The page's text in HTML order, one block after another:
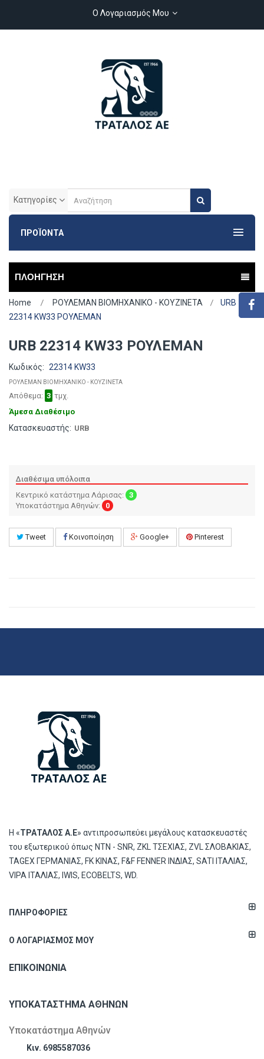
Ο Λογαριασμός Μου
Κατηγορίες
ΠΡΟΪΟΝΤΑ
ΠΛΟΗΓΗΣΗ
Home ΡΟΥΛΕΜΑΝ ΒΙΟΜΗΧΑΝΙΚΟ - ΚΟΥΖΙΝΕΤΑ
URB
22314 KW33 ΡΟΥΛΕΜΑΝ
URB 22314 KW33 ΡΟΥΛΕΜΑΝ
Κωδικός: 22314 KW33
ΡΟΥΛΕΜΑΝ ΒΙΟΜΗΧΑΝΙΚΟ - ΚΟΥΖΙΝΕΤΑ
Απόθεμα: 3 τμχ.
Άμεσα Διαθέσιμο
Κατασκευαστής: URB
Διαθέσιμα υπόλοιπα
Κεντρικό κατάστημα Λάρισας:
3
Υποκατάστημα Αθηνών:
0
Tweet Κοινοποίηση Google+ Pinterest
Η «ΤΡΑΤΑΛΟΣ Α.Ε» αντιπροσωπεύει μεγάλους κατασκευαστές
του εξωτερικού όπως ΝΤΝ - SNR, ZKL ΤΣΕΧΙΑΣ, ZVL ΣΛΟΒΑΚΙΑΣ,
TAGEX ΓΕΡΜΑΝΙΑΣ, FK ΚΙΝΑΣ, F&F FENNER ΙΝΔΙΑΣ, SATI ΙΤΑΛΙΑΣ,
VIPA ΙΤΑΛΙΑΣ, IWIS, ECOBELTS, WD.
ΠΛΗΡΟΦΟΡΊΕΣ
Ο ΛΟΓΑΡΙΑΣΜΌΣ ΜΟΥ
ΕΠΙΚΟΙΝΩΝΊΑ
ΥΠΟΚΑΤΆΣΤΗΜΑ ΑΘΗΝΏΝ
Υποκατάστημα Αθηνών
Κιν. 6985587036